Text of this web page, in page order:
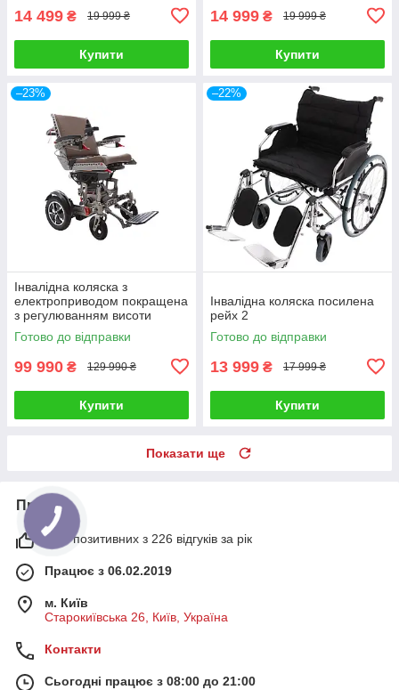
14 499 ₴ 19 999 ₴
Купити
14 999 ₴ 19 999 ₴
Купити
–23%
Інвалідна коляска з
електроприводом покращена
з регулюванням висоти
сидіння MED1-KY172
Готово до відправки
99 990 ₴ 129 990 ₴
Купити
–22%
Інвалідна коляска посилена
рейх 2
Готово до відправки
13 999 ₴ 17 999 ₴
Купити
Показати ще
Про нас
96% позитивних з 226 відгуків за рік
Працює з 06.02.2019
м. Київ
Старокиївська 26, Київ, Україна
Контакти
Сьогодні працює з 08:00 до 21:00